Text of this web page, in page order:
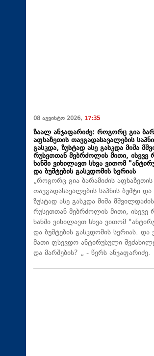
08 აგვისტო 2026, 17:35
ზაალ ანჯაფარიძე: როგორც გია
აფხაზეთის თავგადასავალების
გასკდა, ზუსტად ასე გასკდა მიშა
რუსეთთან მებრძოლის მითი,
ხანში ვიხილავთ სხვა ვითომ
და ბუშტების გასკდომის სერიას
„როგორც გია ბარამიძის აფხაზეთის
თავგადასავალების საპნის ბუშტი
ზუსტად ასე გასკდა მიშა
რუსეთთან მებრძოლის მითი,
ხანში ვიხილავთ სხვა ვითომ
და ბუშტების გასკდომის სერიას. და
მათი ფსევდო-ანტირუსული
და მარშების? „ - წერს ანჯაფარიძე.